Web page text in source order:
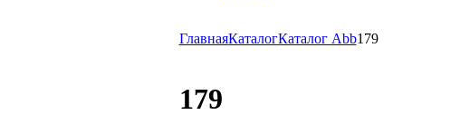
ГлавнаяКаталогКаталог Abb179
179